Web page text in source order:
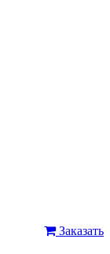
Заказать